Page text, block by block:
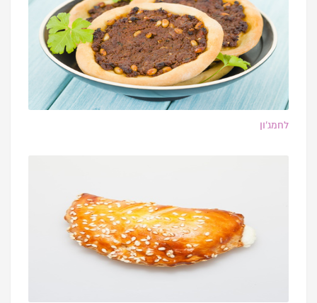
לחמג’ון